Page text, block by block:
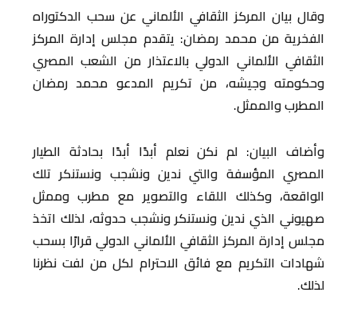
وقال بيان المركز الثقافي الألماني عن سحب الدكتوراه
الفخرية من محمد رمضان: يتقدم مجلس إدارة المركز
الثقافي الألماني الدولي بالاعتذار من الشعب المصري
وحكومته وجيشه، من تكريم المدعو محمد رمضان
المطرب والممثل.
وأضاف البيان: لم نكن نعلم أبدًا أبدًا بحادثة الطيار
المصري المؤسفة والتي ندين ونشجب ونستنكر تلك
الواقعة، وكذلك اللقاء والتصوير مع مطرب وممثل
صهيوني الذي ندين ونستنكر ونشجب حدوثه، لذلك اتخذ
مجلس إدارة المركز الثقافي الألماني الدولي قرارًا بسحب
شهادات التكريم مع فائق الاحترام لكل من لفت نظرنا
لذلك.